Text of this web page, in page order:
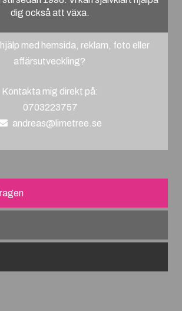
dig också att växa.
med hemsida, reklam, foto eller
affärsutveckling?
Kontakta mig direkt på:
0703223757
andreas@limetree.se